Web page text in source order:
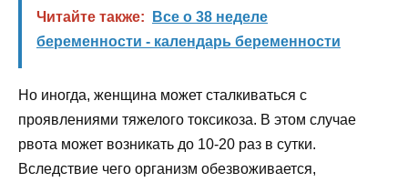
Читайте также:
Все о 38 неделе
беременности - календарь беременности
Но иногда, женщина может сталкиваться с
проявлениями тяжелого токсикоза. В этом случае
рвота может возникать до 10-20 раз в сутки.
Вследствие чего организм обезвоживается,